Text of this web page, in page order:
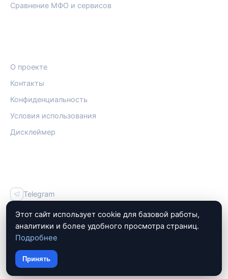
Сравнение МФО и сервисов
О проекте
Контакты
Конфиденциальность
Условия использования
Дисклеймер
Telegram
Vk
© 2026 ЗаймПроверка. Все права защищены.
Этот сайт использует cookie для базовой работы,
аналитики и более удобного просмотра страниц.
Подробнее
Принять